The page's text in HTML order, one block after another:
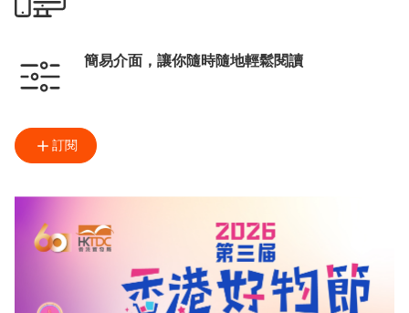
簡易介面，讓你隨時隨地輕鬆閱讀
訂閱